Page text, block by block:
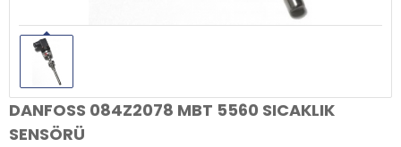
DANFOSS 084Z2078 MBT 5560 SICAKLIK
SENSÖRÜ